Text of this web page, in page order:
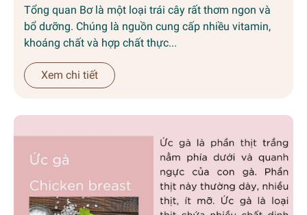
Tổng quan Bơ là một loại trái cây rất thơm ngon và
bổ dưỡng. Chúng là nguồn cung cấp nhiều vitamin,
khoáng chất và hợp chất thực...
Xem chi tiết